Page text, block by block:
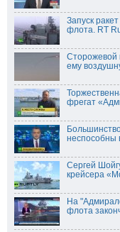
Запуск
флота. RT
Сторожевой
ему
фрегат
неспособны
Сергей
крейсера
На
флота